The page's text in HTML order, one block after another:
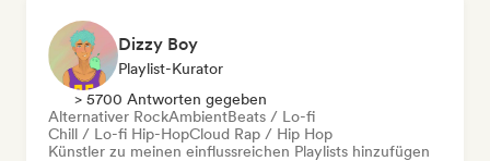
Dizzy Boy
Playlist-Kurator
> 5700 Antworten gegeben
Alternativer RockAmbientBeats / Lo-fi
Chill / Lo-fi Hip-HopCloud Rap / Hip Hop
Künstler zu meinen einflussreichen Playlists hinzufügen